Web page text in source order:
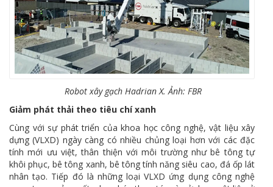
Robot xây gạch Hadrian X. Ảnh: FBR
Giảm phát thải theo tiêu chí xanh
Cùng với sự phát triển của khoa học công nghệ, vật liệu xây
dựng (VLXD) ngày càng có nhiều chủng loại hơn với các đặc
tính mới ưu việt, thân thiện với môi trường như bê tông tự
khôi phục, bê tông xanh, bê tông tính năng siêu cao, đá ốp lát
nhân tạo. Tiếp đó là những loại VLXD ứng dụng công nghệ